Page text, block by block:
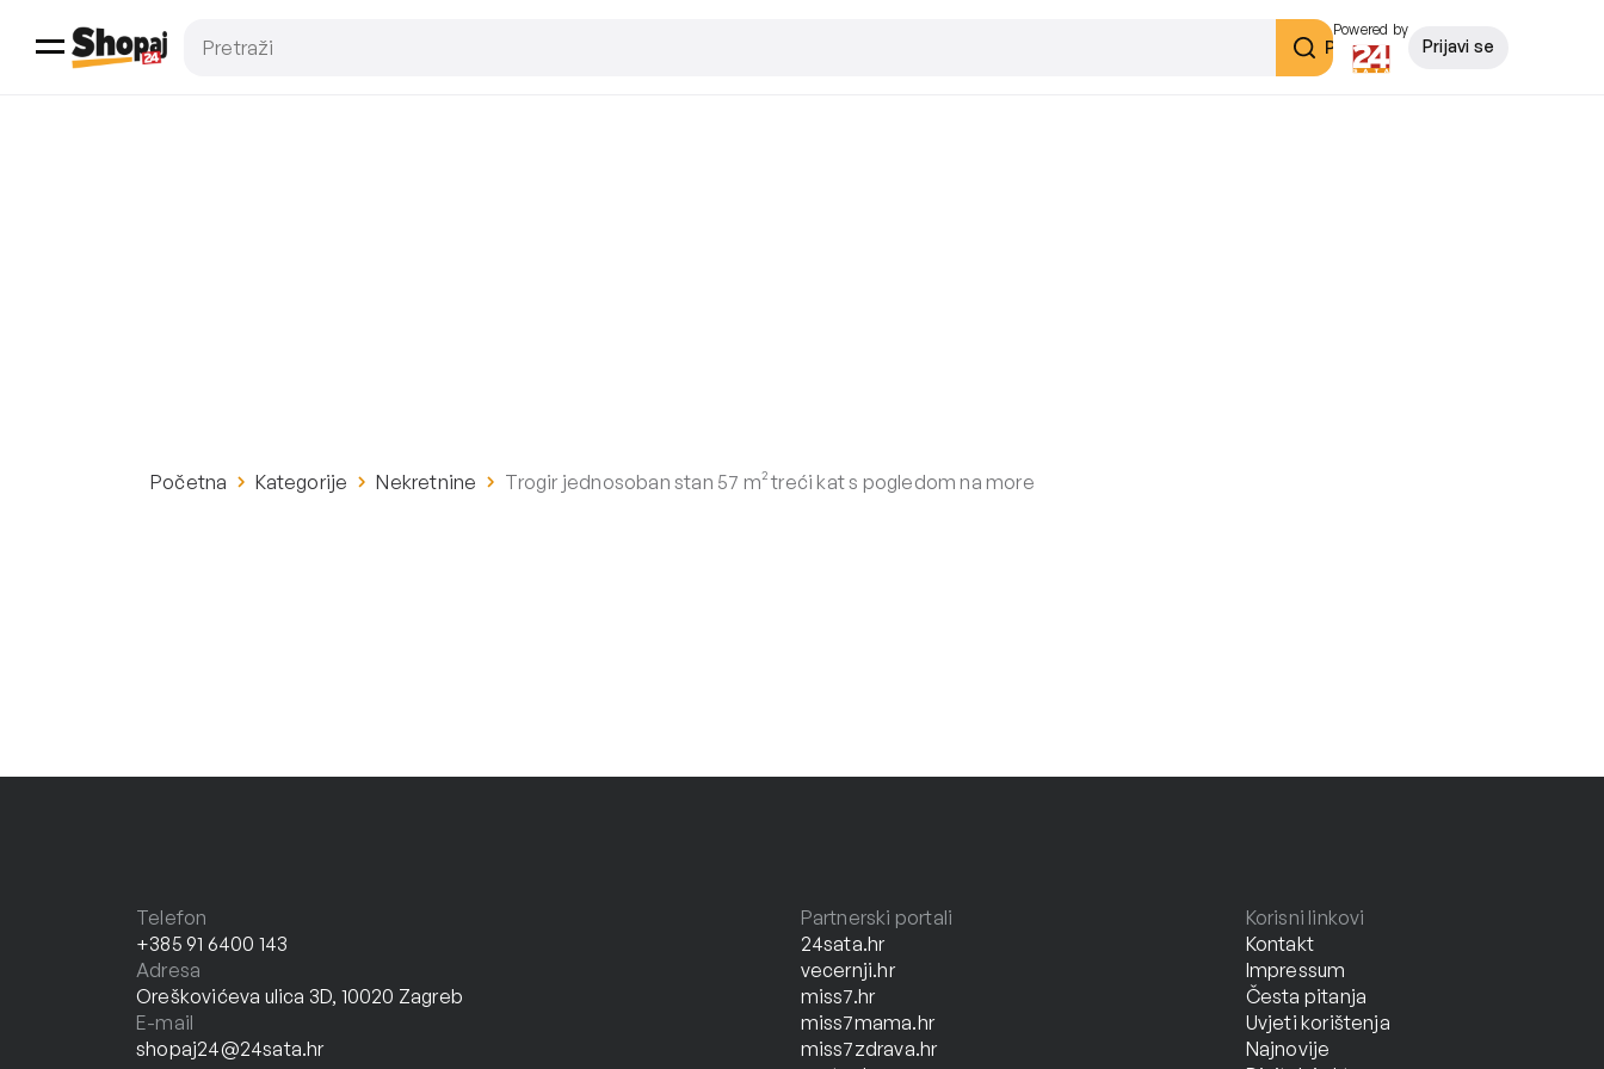
Pretraži
Powered by
Prijavi se
Početna Kategorije Nekretnine Trogir jednosoban stan 57 m² treći kat s pogledom na more
Telefon
+385 91 6400 143
Adresa
Oreškovićeva ulica 3D, 10020 Zagreb
E-mail
shopaj24@24sata.hr
Partnerski portali
24sata.hr
vecernji.hr
miss7.hr
miss7mama.hr
miss7zdrava.hr
Korisni linkovi
Kontakt
Impressum
Česta pitanja
Uvjeti korištenja
Najnovije